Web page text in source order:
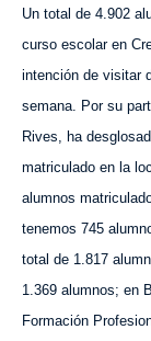
Un total de 4.902
curso escolar en
intención de visitar
semana.
Por su
Rives, ha
matriculado en la
alumnos
tenemos 745
total de 1.817
1.369 alumnos; en
Formación